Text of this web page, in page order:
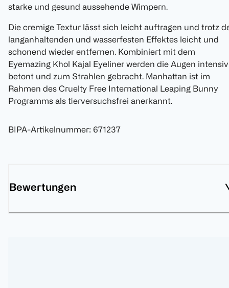
starke und gesund aussehende Wimpern.
Die cremige Textur lässt sich leicht auftragen und trotz
langanhaltenden und wasserfesten Effektes leicht und
schonend wieder entfernen. Kombiniert mit dem
Eyemazing Khol Kajal Eyeliner werden die Augen intensiv
betont und zum Strahlen gebracht. Manhattan ist im
Rahmen des Cruelty Free International Leaping Bunny
Programms als tierversuchsfrei anerkannt.
BIPA-Artikelnummer: 671237
Bewertungen